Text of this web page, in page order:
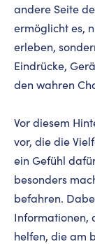
andere Seite
ermöglicht es,
erleben,
Eindrücke,
den wahren
Vor diesem
vor, die die
ein Gefühl
besonders
befahren.
Informationen,
helfen, die am